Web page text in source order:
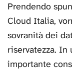
Prendendo
Cloud Italia,
sovranità dei
riservatezza. In
importante